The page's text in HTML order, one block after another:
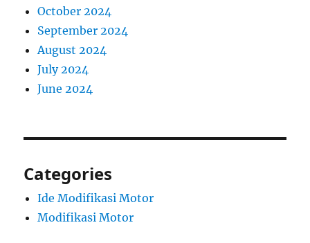
October 2024
September 2024
August 2024
July 2024
June 2024
Categories
Ide Modifikasi Motor
Modifikasi Motor